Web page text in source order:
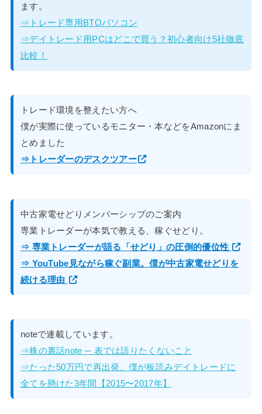
ます。
⇒トレード専用BTOパソコン
⇒デイトレード用PCはどこで買う？初心者向け5社徹底
比較！
トレード環境を整えたい方へ
僕が実際に使っているモニター・本などをAmazonにま
とめました
⇒トレーダーのデスクツアー
中古家電せどりメンバーシップのご案内
専業トレーダーが本気で教える、稼ぐせどり。
⇒ 専業トレーダーが語る「せどり」の圧倒的優位性
⇒ YouTube見ながら稼ぐ副業。僕が中古家電せどりを
続ける理由
noteで連載しています。
⇒株の裏話note ─ 表では語りたくないこと
⇒たった50万円で再出発。僕が板読みデイトレードに
全てを懸けた3年間【2015〜2017年】